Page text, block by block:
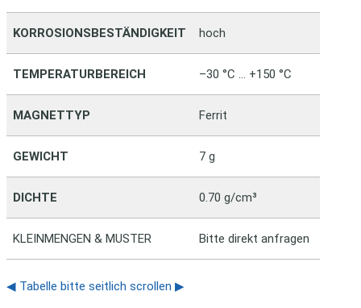
KORROSIONSBESTÄNDIGKEIT hoch
TEMPERATURBEREICH –30 °C … +150 °C
MAGNETTYP Ferrit
GEWICHT 7 g
DICHTE 0.70 g/cm³
KLEINMENGEN & MUSTER Bitte direkt anfragen
◀ Tabelle bitte seitlich scrollen ▶